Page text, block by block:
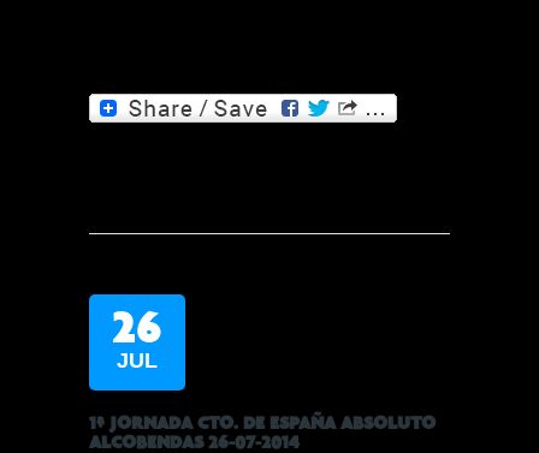
26
JUL
1ª JORNADA CTO. DE ESPAÑA ABSOLUTO
ALCOBENDAS 26-07-2014